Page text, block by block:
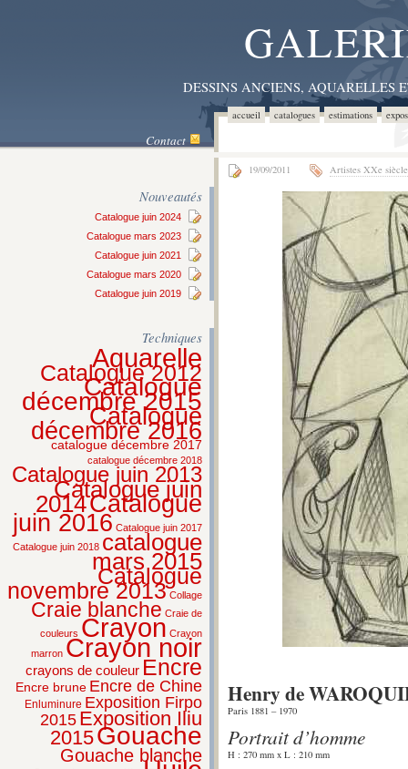
DESSINS ANCIENS,
accueil catalogues estimations
Contact
Nouveautés
Catalogue juin 2024
Catalogue mars 2023
Catalogue juin 2021
Catalogue mars 2020
Catalogue juin 2019
Techniques
Aquarelle
Catalogue 2012
Catalogue
décembre 2015
Catalogue
décembre 2016
catalogue décembre 2017
catalogue décembre 2018
Catalogue juin 2013
Catalogue juin
2014Catalogue
juin 2016 Catalogue juin 2017
Catalogue juin 2018 catalogue
mars 2015
Catalogue
novembre 2013 Collage
Craie blanche Craie de
couleurs Crayon Crayon
marron Crayon noir
crayons de couleur Encre
Encre brune Encre de Chine
Enluminure Exposition Firpo
2015 Exposition Iliu
2015Gouache
Gouache blanche
19/09/2011 Artistes XXe siècle
Henry de
Paris 1881 – 1970
Portrait d’homme
H : 270 mm x L : 210 mm